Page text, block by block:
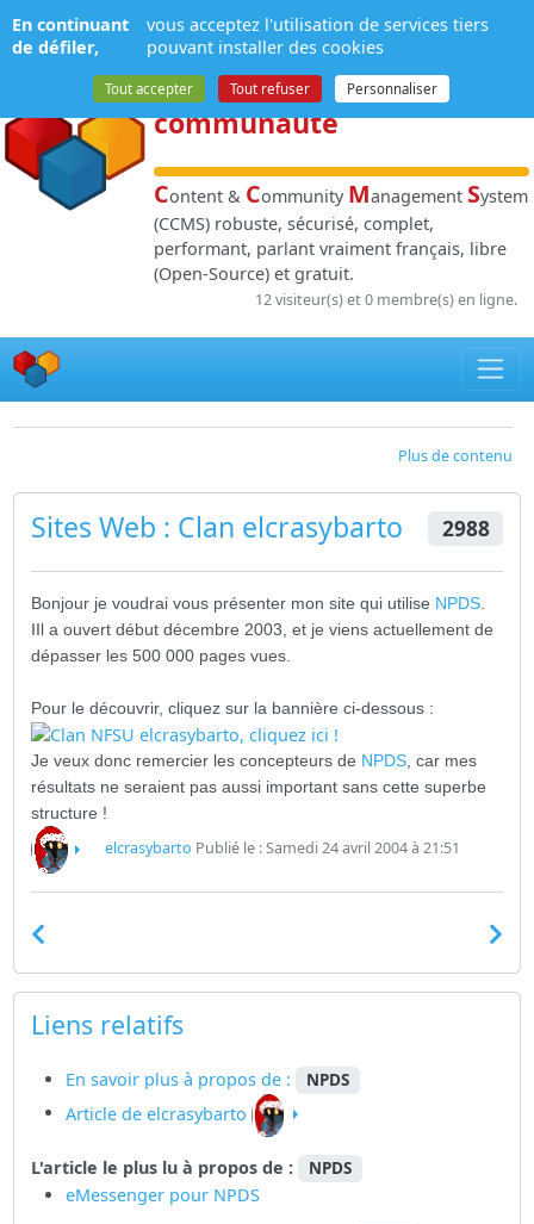
NPDS:Gestion de
contenuet de
communauté
Content & Community Management System
(CCMS) robuste, sécurisé, complet,
performant, parlant vraiment français, libre
(Open-Source) et gratuit.
12 visiteur(s) et 0 membre(s) en ligne.
Plus de contenu
Sites Web : Clan elcrasybarto 2988
Bonjour je voudrai vous présenter mon site qui utilise NPDS
IIl a ouvert début décembre 2003, et je viens actuellement de
dépasser les 500 000 pages vues.
Pour le découvrir, cliquez sur la bannière ci-dessous :
Je veux donc remercier les concepteurs de NPDS, car mes
résultats ne seraient pas aussi important sans cette superbe
structure !
elcrasybarto Publié le : Samedi 24 avril 2004 à 21:51
Liens relatifs
En savoir plus à propos de : NPDS
Article de elcrasybarto
L'article le plus lu à propos de : NPDS
eMessenger pour NPDS
Panneau de gestion des cookies
En continuant
de défiler,
vous acceptez l'utilisation de services tiers
pouvant installer des cookies
Tout accepter Tout refuser Personnaliser